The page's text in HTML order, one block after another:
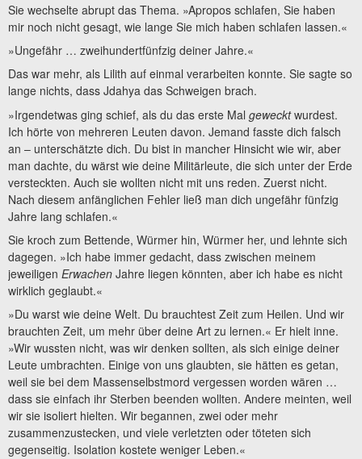
Sie wechselte abrupt das Thema. »Apropos schlafen, Sie haben
mir noch nicht gesagt, wie lange Sie mich haben schlafen lassen.«
»Ungefähr … zweihundertfünfzig deiner Jahre.«
Das war mehr, als Lilith auf einmal verarbeiten konnte. Sie sagte so
lange nichts, dass Jdahya das Schweigen brach.
»Irgendetwas ging schief, als du das erste Mal gewecktwurdest.
Ich hörte von mehreren Leuten davon. Jemand fasste dich falsch
an – unterschätzte dich. Du bist in mancher Hinsicht wie wir, aber
man dachte, du wärst wie deine Militärleute, die sich unter der Erde
versteckten. Auch sie wollten nicht mit uns reden. Zuerst nicht.
Nach diesem anfänglichen Fehler ließ man dich ungefähr fünfzig
Jahre lang schlafen.«
Sie kroch zum Bettende, Würmer hin, Würmer her, und lehnte sich
dagegen. »Ich habe immer gedacht, dass zwischen meinem
jeweiligen Erwachen Jahre liegen könnten, aber ich habe es nicht
wirklich geglaubt.«
»Du warst wie deine Welt. Du brauchtest Zeit zum Heilen. Und wir
brauchten Zeit, um mehr über deine Art zu lernen.« Er hielt inne.
»Wir wussten nicht, was wir denken sollten, als sich einige deiner
Leute umbrachten. Einige von uns glaubten, sie hätten es getan,
weil sie bei dem Massenselbstmord vergessen worden wären …
dass sie einfach ihr Sterben beenden wollten. Andere meinten, weil
wir sie isoliert hielten. Wir begannen, zwei oder mehr
zusammenzustecken, und viele verletzten oder töteten sich
gegenseitig. Isolation kostete weniger Leben.«